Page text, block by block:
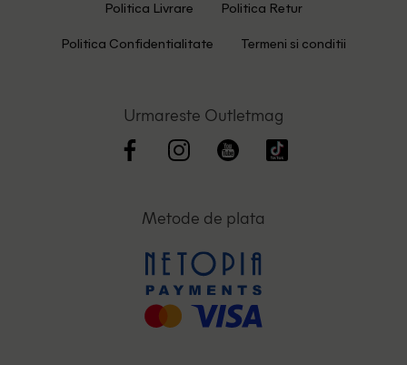
Politica Livrare Politica Retur
Politica Confidentialitate Termeni si conditii
Urmareste Outletmag
Metode de plata